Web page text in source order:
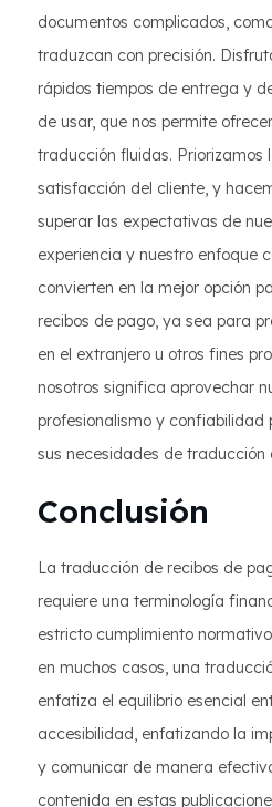
documentos complicados,
traduzcan con precisión.
rápidos tiempos de entrega y
de usar, que nos permite
traducción fluidas.
satisfacción del cliente, y
superar las expectativas de
experiencia y nuestro enfoque
convierten en la mejor opción
recibos de pago, ya sea para
en el extranjero u otros fines
nosotros significa aprovechar
profesionalismo y confiabilidad
sus necesidades de traducción
Conclusión
La traducción de recibos de
requiere una terminología
estricto cumplimiento
en muchos casos, una
enfatiza el equilibrio esencial
accesibilidad, enfatizando la
y comunicar de manera
contenida en estas